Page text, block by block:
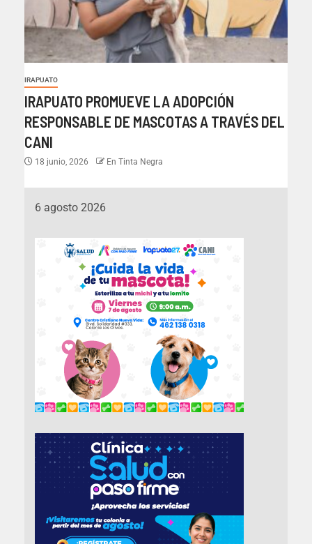
IRAPUATO
IRAPUATO PROMUEVE LA ADOPCIÓN
RESPONSABLE DE MASCOTAS A TRAVÉS DEL
CANI
18 junio, 2026 En Tinta Negra
6 agosto 2026